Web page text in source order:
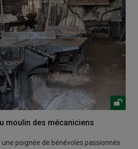
moulin des mécaniciens
poignée de bénévoles passionnés